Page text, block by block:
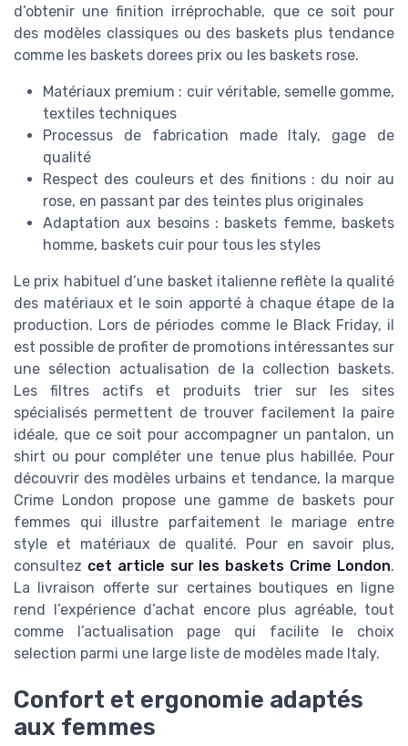
d’obtenir une finition irréprochable, que ce soit pour
des modèles classiques ou des baskets plus tendance
comme les baskets dorees prix ou les baskets rose.
Matériaux premium : cuir véritable, semelle gomme,
textiles techniques
Processus de fabrication made Italy, gage de
qualité
Respect des couleurs et des finitions : du noir au
rose, en passant par des teintes plus originales
Adaptation aux besoins : baskets femme, baskets
homme, baskets cuir pour tous les styles
Le prix habituel d’une basket italienne reflète la qualité
des matériaux et le soin apporté à chaque étape de la
production. Lors de périodes comme le Black Friday, il
est possible de profiter de promotions intéressantes sur
une sélection actualisation de la collection baskets.
Les filtres actifs et produits trier sur les sites
spécialisés permettent de trouver facilement la paire
idéale, que ce soit pour accompagner un pantalon, un
shirt ou pour compléter une tenue plus habillée. Pour
découvrir des modèles urbains et tendance, la marque
Crime London propose une gamme de baskets pour
femmes qui illustre parfaitement le mariage entre
style et matériaux de qualité. Pour en savoir plus,
consultez cet article sur les baskets Crime London.
La livraison offerte sur certaines boutiques en ligne
rend l’expérience d’achat encore plus agréable, tout
comme l’actualisation page qui facilite le choix
selection parmi une large liste de modèles made Italy.
Confort et ergonomie adaptés
aux femmes